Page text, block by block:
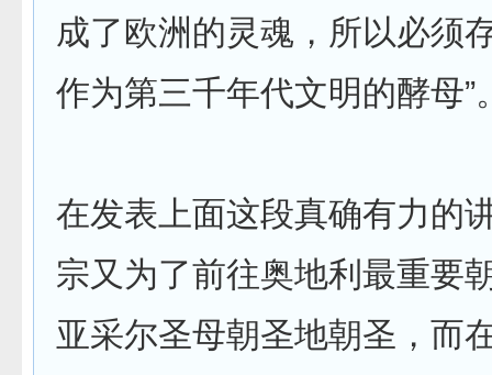
成了欧洲的灵魂，所以必须
作为第三千年代文明的酵母”
在发表上面这段真确有力的
宗又为了前往奥地利最重要
亚采尔圣母朝圣地朝圣，而